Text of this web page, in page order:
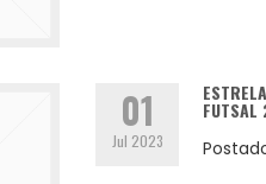
01
Jul 2023